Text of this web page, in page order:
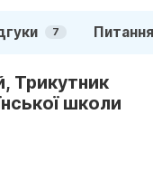
7
Трикутник
школи